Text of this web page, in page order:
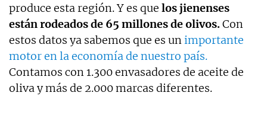
produce esta región. Y es que los jienenses
están rodeados de 65 millones de olivos.Con
estos datos ya sabemos que es unimportante
motor en la economía de nuestro país.
Contamos con 1.300 envasadores de aceite de
oliva y más de 2.000 marcas diferentes.